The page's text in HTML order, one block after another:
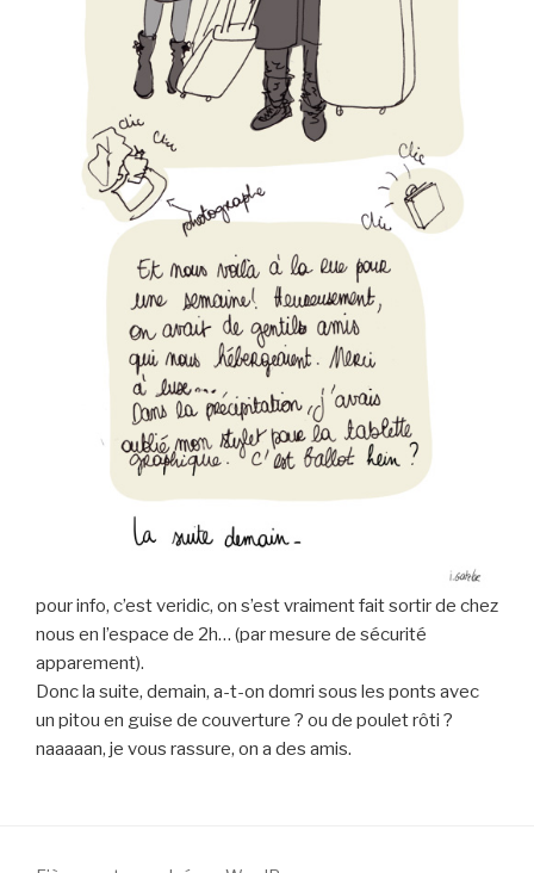
pour info, c’est veridic, on s’est vraiment fait sortir de chez
nous en l’espace de 2h… (par mesure de sécurité
apparement).
Donc la suite, demain, a-t-on domri sous les ponts avec
un pitou en guise de couverture ? ou de poulet rôti ?
naaaaan, je vous rassure, on a des amis.